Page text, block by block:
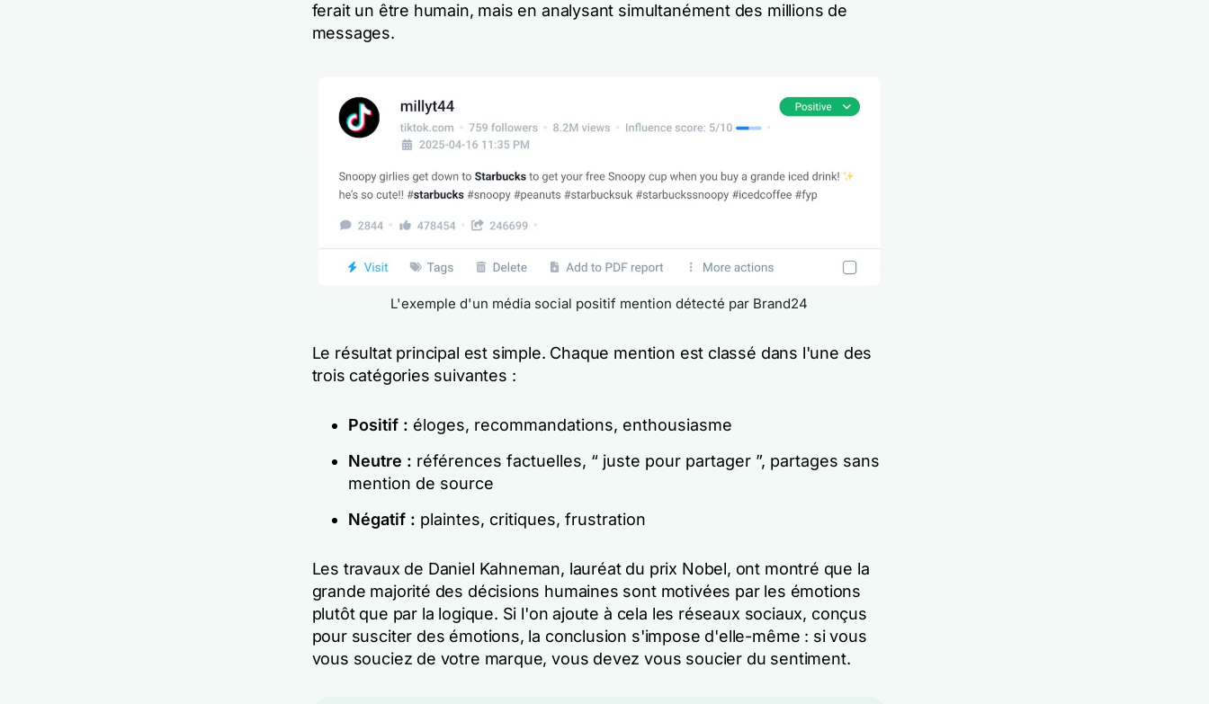
ferait un être humain, mais en analysant simultanément des millions de
messages.
L'exemple d'un média social positif mention détecté par Brand24
Le résultat principal est simple. Chaque mention est classé dans l'une des
trois catégories suivantes :
Positif : éloges, recommandations, enthousiasme
Neutre : références factuelles, “ juste pour partager ”, partages sans
mention de source
Négatif : plaintes, critiques, frustration
Les travaux de Daniel Kahneman, lauréat du prix Nobel, ont montré que la
grande majorité des décisions humaines sont motivées par les émotions
plutôt que par la logique. Si l'on ajoute à cela les réseaux sociaux, conçus
pour susciter des émotions, la conclusion s'impose d'elle-même : si vous
vous souciez de votre marque, vous devez vous soucier du sentiment.